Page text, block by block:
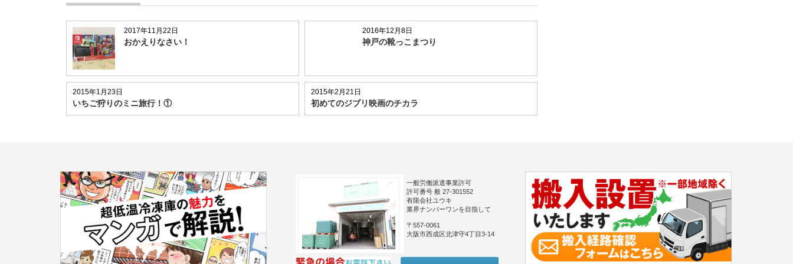
2017年11月22日
おかえりなさい！
2016年12月8日
神戸の靴っこまつり
2015年1月23日
いちご狩りのミニ旅行！①
2015年2月21日
初めてのジブリ映画のチカラ
一般労働派遣事業許可
許可番号 般 27-301552
有限会社ユウキ
業界ナンバーワンを目指して
〒557-0061
大阪市西成区北津守4丁目3-14